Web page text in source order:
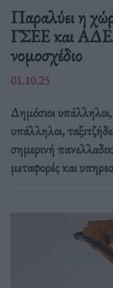
Παραλύει η
ΓΣΕΕ και
νομοσχέδιο
01.10.25
Δημόσιοι υπάλληλοι,
υπάλληλοι,
σημερινή
μεταφορές και